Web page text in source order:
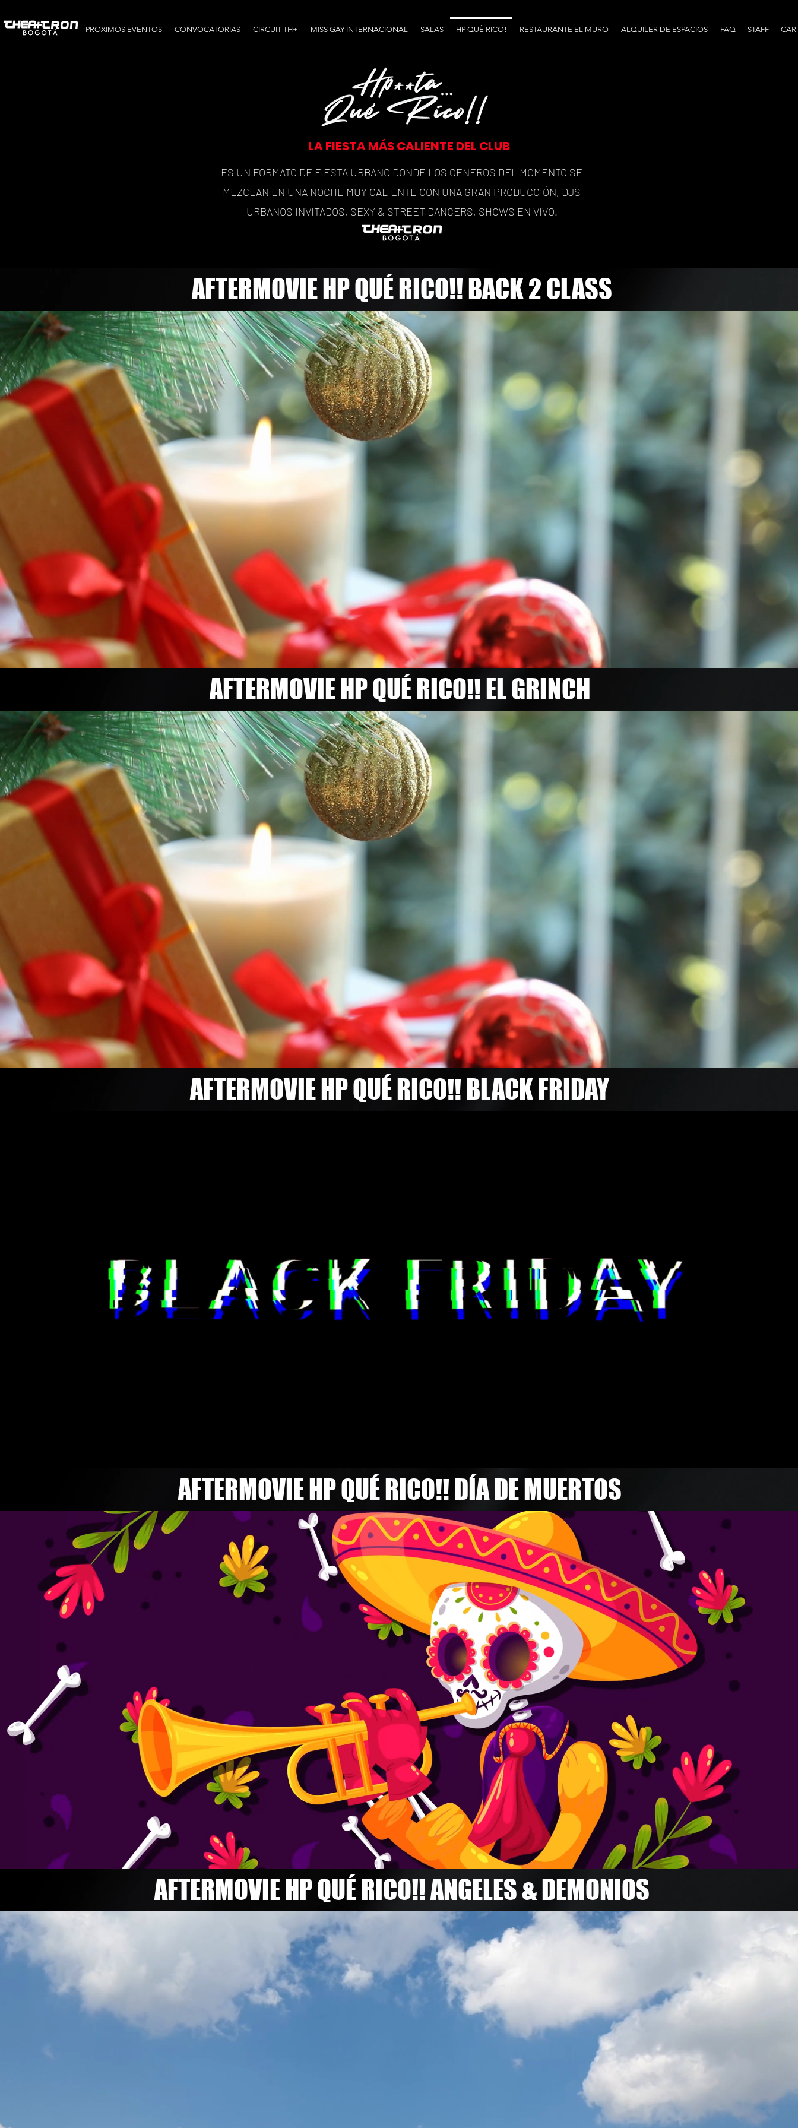
PROXIMOS EVENTOS CONVOCATORIAS CIRCUIT TH+ MISS GAY INTERNACIONAL SALAS HP QUÊ RICO! RESTAURANTE EL MURO ALQUILER DE ESPACIOS FAQ STAFF
LA FIESTA MÁS CALIENTE DEL CLUB
ES UN FORMATO DE FIESTA URBANO DONDE LOS GENEROS DEL MOMENTO SE
MEZCLAN EN UNA NOCHE MUY CALIENTE CON UNA GRAN PRODUCCIÓN, DJS
URBANOS INVITADOS, SEXY & STREET DANCERS, SHOWS EN VIVO.
AFTERMOVIE HP QUÉ RICO!! BACK 2 CLASS
AFTERMOVIE HP QUÉ RICO!! EL GRINCH
AFTERMOVIE HP QUÉ RICO!! BLACK FRIDAY
AFTERMOVIE HP QUÉ RICO!! DÍA DE MUERTOS
AFTERMOVIE HP QUÉ RICO!! ANGELES & DEMONIOS